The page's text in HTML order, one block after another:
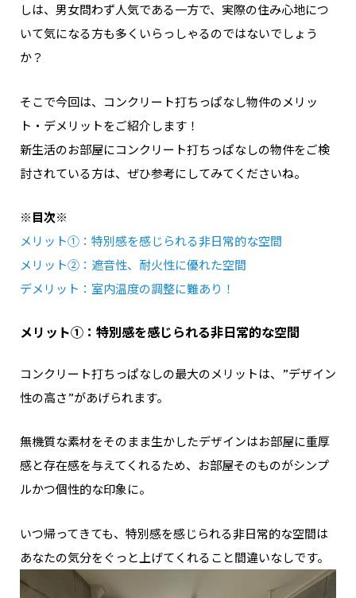
しは、男女問わず人気である一方で、実際の住み心地につ
いて気になる方も多くいらっしゃるのではないでしょう
か？
そこで今回は、コンクリート打ちっぱなし物件のメリッ
ト・デメリットをご紹介します！
新生活のお部屋にコンクリート打ちっぱなしの物件をご検
討されている方は、ぜひ参考にしてみてくださいね。
※目次※
メリット➀：特別感を感じられる非日常的な空間
メリット➁：遮音性、耐火性に優れた空間
デメリット：室内温度の調整に難あり！
メリット➀：特別感を感じられる非日常的な空間
コンクリート打ちっぱなしの最大のメリットは、”デザイン
性の高さ”があげられます。
無機質な素材をそのまま生かしたデザインはお部屋に重厚
感と存在感を与えてくれるため、 お部屋そのものがシンプ
ルかつ個性的な印象に。
いつ帰ってきても、特別感を感じられる非日常的な空間は
あなたの気分をぐっと上げてくれること間違いなしです。